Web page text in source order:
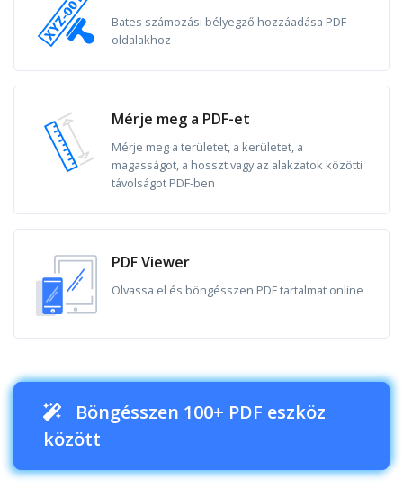
Bates számozási bélyegző hozzáadása PDF-
oldalakhoz
Mérje meg a PDF-et
Mérje meg a területet, a kerületet, a
magasságot, a hosszt vagy az alakzatok közötti
távolságot PDF-ben
PDF Viewer
Olvassa el és böngésszen PDF tartalmat online
Böngésszen 100+ PDF eszköz
között